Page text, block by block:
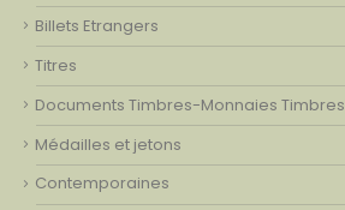
Billets Etrangers
Titres
Documents Timbres-Monnaies Timbres
Médailles et jetons
Contemporaines